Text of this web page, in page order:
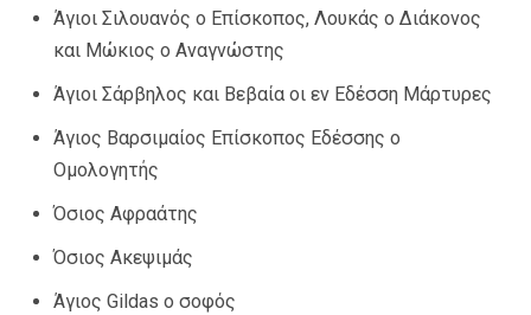
Άγιοι Σιλουανός ο Επίσκοπος, Λουκάς ο Διάκονος
και Μώκιος ο Αναγνώστης
Άγιοι Σάρβηλος και Βεβαία οι εν Εδέσση Μάρτυρες
Άγιος Βαρσιμαίος Επίσκοπος Εδέσσης ο
Oμολογητής
Όσιος Αφραάτης
Όσιος Ακεψιμάς
Άγιος Gildas ο σοφός